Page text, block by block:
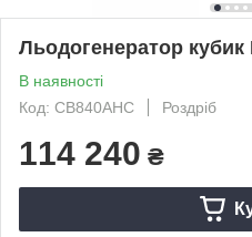
Льодогенератор кубик
В наявності
Код: CB840AHC
Роздріб
114 240 ₴